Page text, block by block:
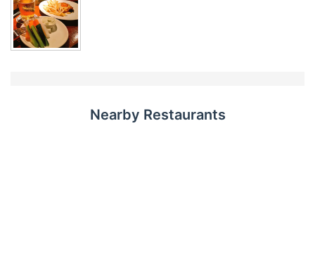
Nearby Restaurants